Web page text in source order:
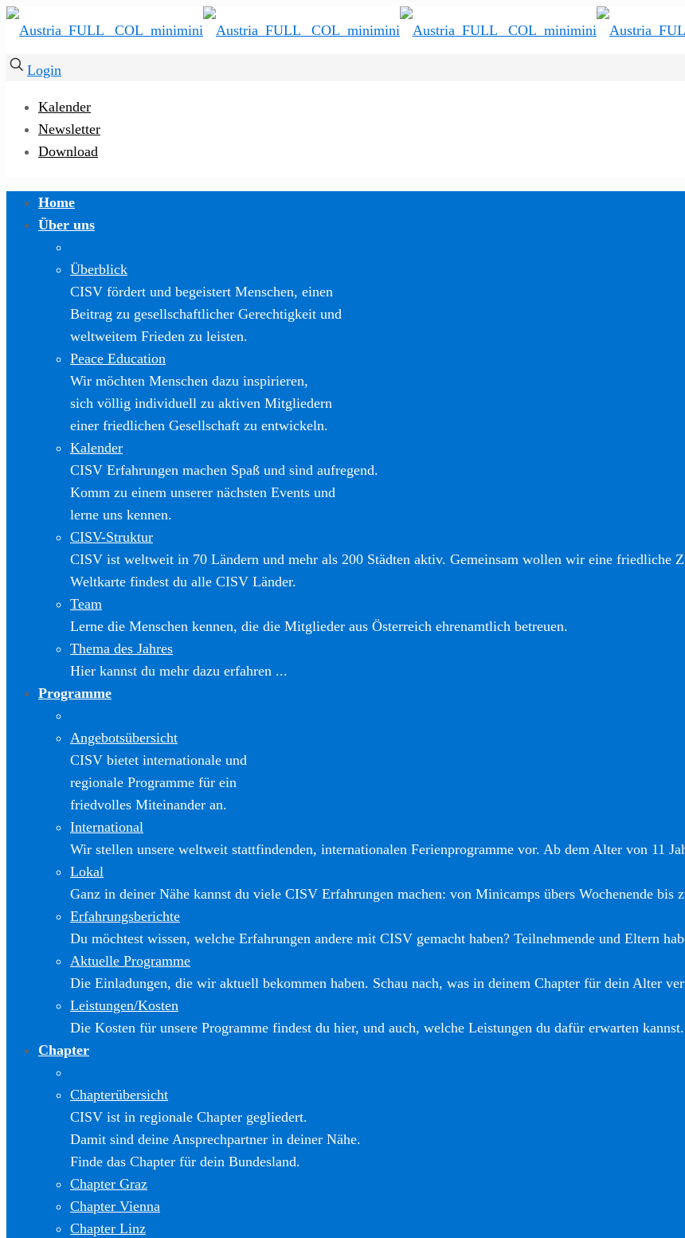
Login
Kalender
Newsletter
Download
Home
Über uns
Überblick
CISV fördert und begeistert Menschen, einen
Beitrag zu gesellschaftlicher Gerechtigkeit und
weltweitem Frieden zu leisten.
Peace Education
Wir möchten Menschen dazu inspirieren,
sich völlig individuell zu aktiven Mitgliedern
einer friedlichen Gesellschaft zu entwickeln.
Kalender
CISV Erfahrungen machen Spaß und sind aufregend.
Komm zu einem unserer nächsten Events und
lerne uns kennen.
CISV-Struktur
CISV ist weltweit in 70 Ländern und mehr als 200 Städten aktiv. Gemeinsam wollen wir eine friedliche
Weltkarte findest du alle CISV Länder.
Team
Lerne die Menschen kennen, die die Mitglieder aus Österreich ehrenamtlich betreuen.
Thema des Jahres
Hier kannst du mehr dazu erfahren ...
Programme
Angebotsübersicht
CISV bietet internationale und
regionale Programme für ein
friedvolles Miteinander an.
International
Wir stellen unsere weltweit stattfindenden, internationalen Ferienprogramme vor. Ab dem Alter von 11
Lokal
Ganz in deiner Nähe kannst du viele CISV Erfahrungen machen: von Minicamps übers Wochenende bis
Erfahrungsberichte
Du möchtest wissen, welche Erfahrungen andere mit CISV gemacht haben? Teilnehmende und Eltern
Aktuelle Programme
Die Einladungen, die wir aktuell bekommen haben. Schau nach, was in deinem Chapter für dein Alter
Leistungen/Kosten
Die Kosten für unsere Programme findest du hier, und auch, welche Leistungen du dafür erwarten kannst.
Chapter
Chapterübersicht
CISV ist in regionale Chapter gegliedert.
Damit sind deine Ansprechpartner in deiner Nähe.
Finde das Chapter für dein Bundesland.
Chapter Graz
Chapter Vienna
Chapter Linz